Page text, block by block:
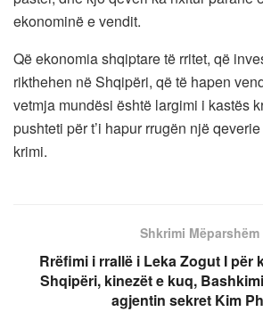
ekonominë e vendit.
Që ekonomia shqiptare të rritet, që
rikthehen në Shqipëri, që të hapen
vetmja mundësi është largimi i kastës
pushteti për t’i hapur rrugën një
krimi.
Shkrimi Mëparshëm
Rrëfimi i rrallë i Leka Zogut I për
Shqipëri, kinezët e kuq,
agjentin sekret Kim